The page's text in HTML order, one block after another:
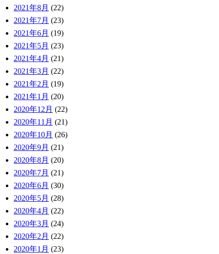
2021年8月 (22)
2021年7月 (23)
2021年6月 (19)
2021年5月 (23)
2021年4月 (21)
2021年3月 (22)
2021年2月 (19)
2021年1月 (20)
2020年12月 (22)
2020年11月 (21)
2020年10月 (26)
2020年9月 (21)
2020年8月 (20)
2020年7月 (21)
2020年6月 (30)
2020年5月 (28)
2020年4月 (22)
2020年3月 (24)
2020年2月 (22)
2020年1月 (23)